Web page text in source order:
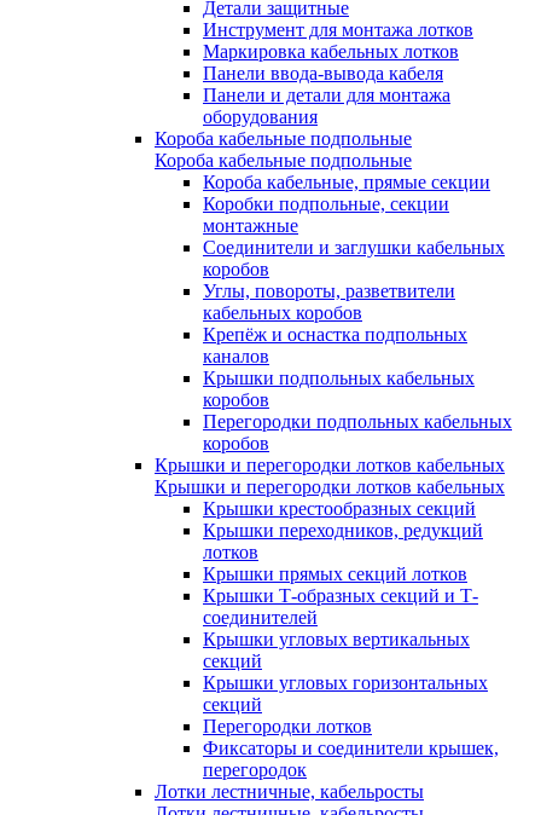
Детали защитные
Инструмент для монтажа лотков
Маркировка кабельных лотков
Панели ввода-вывода кабеля
Панели и детали для монтажа
оборудования
Короба кабельные подпольные
Короба кабельные подпольные
Короба кабельные, прямые секции
Коробки подпольные, секции
монтажные
Соединители и заглушки кабельных
коробов
Углы, повороты, разветвители
кабельных коробов
Крепёж и оснастка подпольных
каналов
Крышки подпольных кабельных
коробов
Перегородки подпольных кабельных
коробов
Крышки и перегородки лотков кабельных
Крышки и перегородки лотков кабельных
Крышки крестообразных секций
Крышки переходников, редукций
лотков
Крышки прямых секций лотков
Крышки Т-образных секций и Т-
соединителей
Крышки угловых вертикальных
секций
Крышки угловых горизонтальных
секций
Перегородки лотков
Фиксаторы и соединители крышек,
перегородок
Лотки лестничные, кабельросты